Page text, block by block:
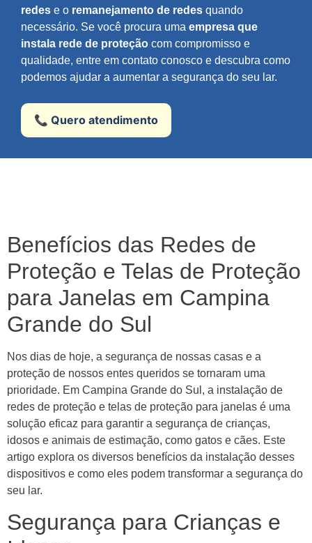
redes e o remanejamento de redes quando
necessário. Se você procura uma empresa que
instala rede de proteção com compromisso e
qualidade, entre em contato conosco e descubra como
podemos ajudar a aumentar a segurança do seu lar.
📞 Quero atendimento
Benefícios das Redes de
Proteção e Telas de Proteção
para Janelas em Campina
Grande do Sul
Nos dias de hoje, a segurança de nossas casas e a
proteção de nossos entes queridos se tornaram uma
prioridade. Em Campina Grande do Sul, a instalação de
redes de proteção e telas de proteção para janelas é uma
solução eficaz para garantir a segurança de crianças,
idosos e animais de estimação, como gatos e cães. Este
artigo explora os diversos benefícios da instalação desses
dispositivos e como eles podem transformar a segurança do
seu lar.
Segurança para Crianças e